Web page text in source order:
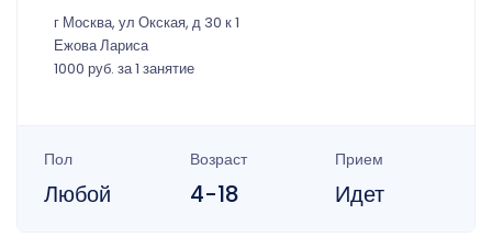
г Москва, ул Окская, д 30 к 1
Ежова Лариса
1000 руб. за 1 занятие
Пол
Любой
Возраст
4-18
Прием
Идет